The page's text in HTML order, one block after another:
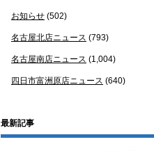
お知らせ (502)
名古屋北店ニュース (793)
名古屋南店ニュース (1,004)
四日市富洲原店ニュース (640)
最新記事